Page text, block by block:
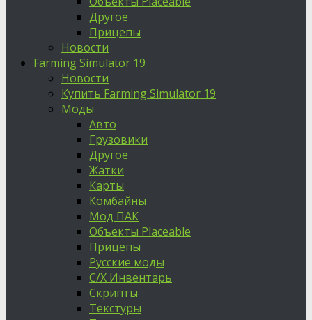
Другое
Прицепы
Новости
Farming Simulator 19
Новости
Купить Farming Simulator 19
Моды
Авто
Грузовики
Другое
Жатки
Карты
Комбайны
Мод ПАК
Объекты Placeable
Прицепы
Русские моды
С/Х Инвентарь
Скрипты
Текстуры